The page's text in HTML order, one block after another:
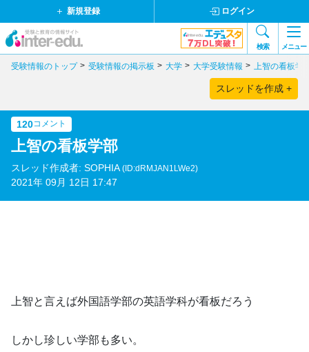
新規登録 ログイン
検索 メニュー
受験情報のトップ 受験情報の掲示板 大学 大学受験情報 上智の看板学
スレッドを作成 +
120コメント
上智の看板学部
スレッド作成者: SOPHIA (ID:dRMJAN1LWe2)
2021年 09月 12日 17:47
上智と言えば外国語学部の英語学科が看板だろう
しかし珍しい学部も多い。